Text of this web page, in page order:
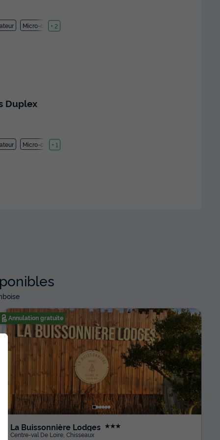
Micro-ondes
+ 2
Duplex
Micro-ondes
+ 1
Annulation gratuite
La Buissonnière Lodges ★★★
Centre-val De Loire, Chisseaux